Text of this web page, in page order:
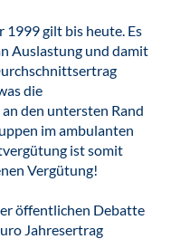
1999 gilt bis heute. Es
Auslastung und damit
die
den untersten Rand
im ambulanten
ist somit
Vergütung!
öffentlichen Debatte
Jahresertrag